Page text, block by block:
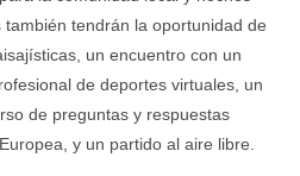
tendrán la oportunidad de
un encuentro con un
de deportes virtuales, un
de preguntas y respuestas
y un partido al aire libre.